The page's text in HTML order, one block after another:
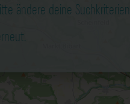
ändere deine Suchkriterien